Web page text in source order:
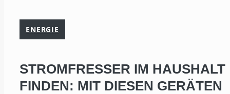
ENERGIE
STROMFRESSER IM HAUSHALT
FINDEN: MIT DIESEN GERÄTEN